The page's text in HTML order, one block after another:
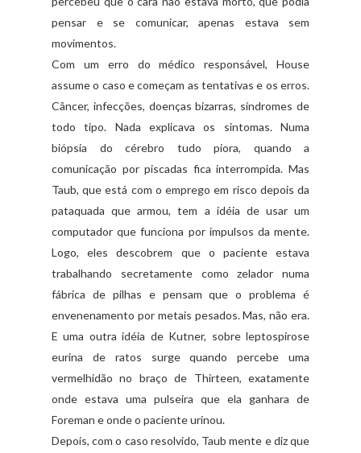
pensar e se comunicar, apenas estava sem
movimentos.
Com um erro do médico responsável, House
assume o caso e começam as tentativas e os erros.
Câncer, infecções, doenças bizarras, síndromes de
todo tipo. Nada explicava os sintomas. Numa
biópsia do cérebro tudo piora, quando a
comunicação por piscadas fica interrompida. Mas
Taub, que está com o emprego em risco depois da
pataquada que armou, tem a idéia de usar um
computador que funciona por impulsos da mente.
Logo, eles descobrem que o paciente estava
trabalhando secretamente como zelador numa
fábrica de pilhas e pensam que o problema é
envenenamento por metais pesados. Mas, não era.
E uma outra idéia de Kutner, sobre leptospirose
eurina de ratos surge quando percebe uma
vermelhidão no braço de Thirteen, exatamente
onde estava uma pulseira que ela ganhara de
Foreman e onde o paciente urinou.
Depois, com o caso resolvido, Taub mente e diz que